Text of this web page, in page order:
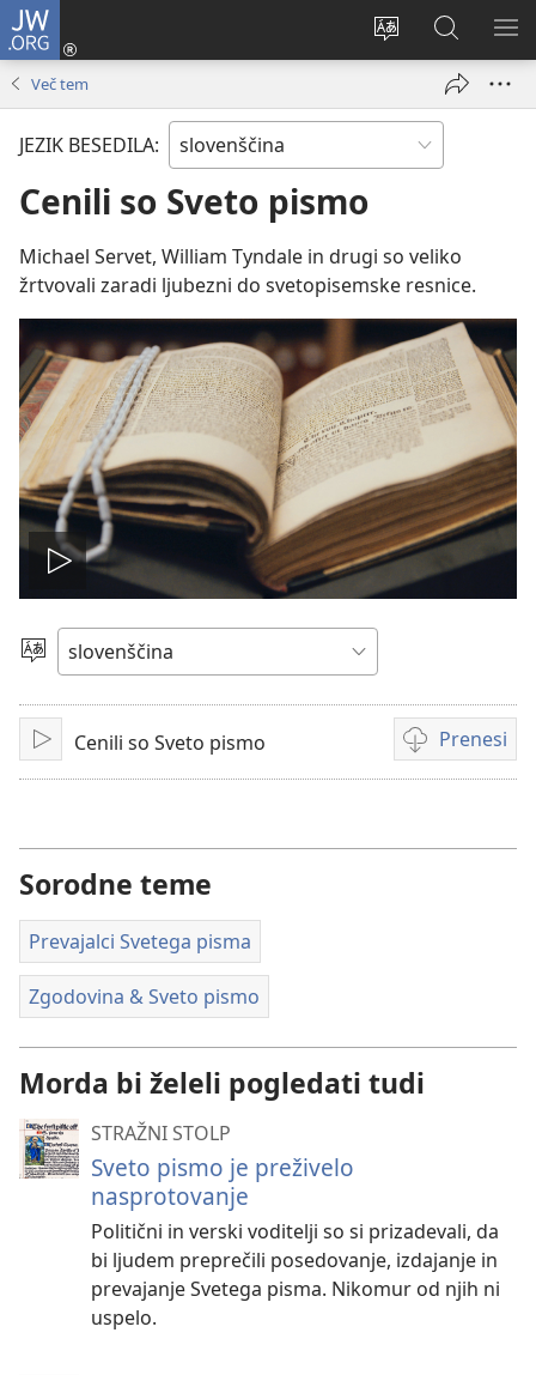
JW.ORG
Spremeni
spletnega
mesta
Prijava
(odpre
Iskanje
po
JW.ORG
Več tem
JEZIK BESEDILA:
Cenili so Sveto pismo
Michael Servet, William Tyndale in drugi so veliko
žrtvovali zaradi ljubezni do svetopisemske resnice.
Predvajaj
videoposnetek
Izberite
jezik
Predvajaj
Cenili so Sveto pismo Prenesi
Možnosti
prenosa
Sorodne teme
Prevajalci Svetega pisma
Zgodovina & Sveto pismo
Morda bi želeli pogledati tudi
STRAŽNI STOLP
Sveto pismo je preživelo
nasprotovanje
Politični in verski voditelji so si prizadevali, da
bi ljudem preprečili posedovanje, izdajanje in
prevajanje Svetega pisma. Nikomur od njih ni
uspelo.